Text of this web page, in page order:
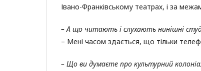
Івано-Франківському театрах, і за
– А що читають і слухають нинішні
– Мені часом здається, що тільки
– Що ви думаєте про культурний